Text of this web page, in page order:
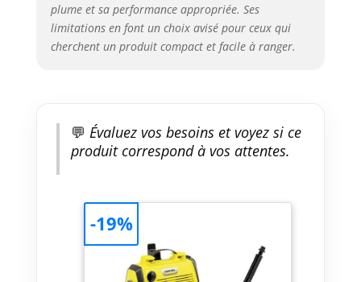
plume et sa performance appropriée. Ses
limitations en font un choix avisé pour ceux qui
cherchent un produit compact et facile à ranger.
💬 Évaluez vos besoins et voyez si ce
produit correspond à vos attentes.
-19%